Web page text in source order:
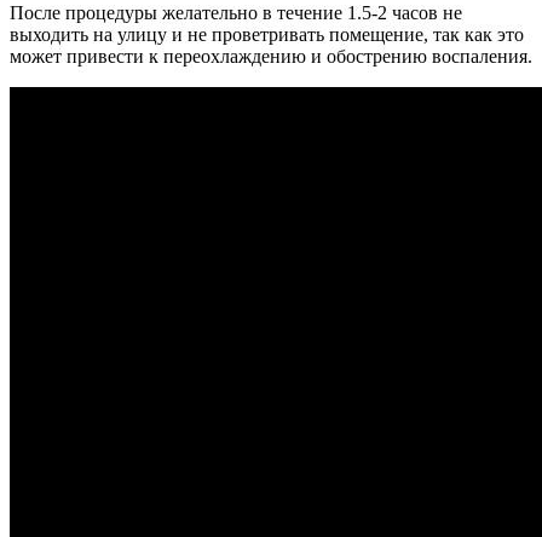
После процедуры желательно в течение 1.5-2 часов не
выходить на улицу и не проветривать помещение, так как это
может привести к переохлаждению и обострению воспаления.